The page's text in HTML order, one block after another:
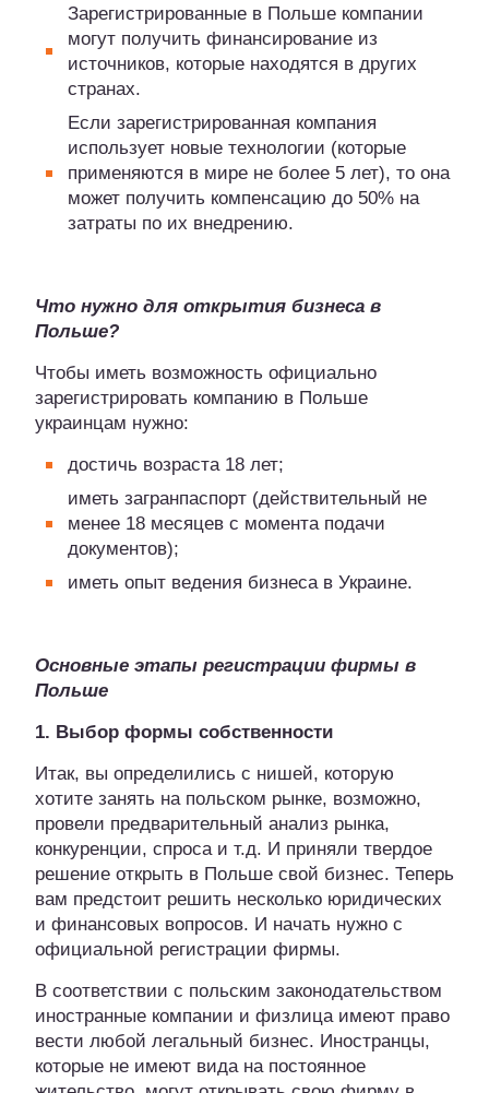
Зарегистрированные в Польше компании
могут получить финансирование из
источников, которые находятся в других
странах.
Если зарегистрированная компания
использует новые технологии (которые
применяются в мире не более 5 лет), то она
может получить компенсацию до 50% на
затраты по их внедрению.
Что нужно для открытия бизнеса в
Польше?
Чтобы иметь возможность официально
зарегистрировать компанию в Польше
украинцам нужно:
достичь возраста 18 лет;
иметь загранпаспорт (действительный не
менее 18 месяцев с момента подачи
документов);
иметь опыт ведения бизнеса в Украине.
Основные этапы регистрации фирмы в
Польше
1. Выбор формы собственности
Итак, вы определились с нишей, которую
хотите занять на польском рынке, возможно,
провели предварительный анализ рынка,
конкуренции, спроса и т.д. И приняли твердое
решение открыть в Польше свой бизнес. Теперь
вам предстоит решить несколько юридических
и финансовых вопросов. И начать нужно с
официальной регистрации фирмы.
В соответствии с польским законодательством
иностранные компании и физлица имеют право
вести любой легальный бизнес. Иностранцы,
которые не имеют вида на постоянное